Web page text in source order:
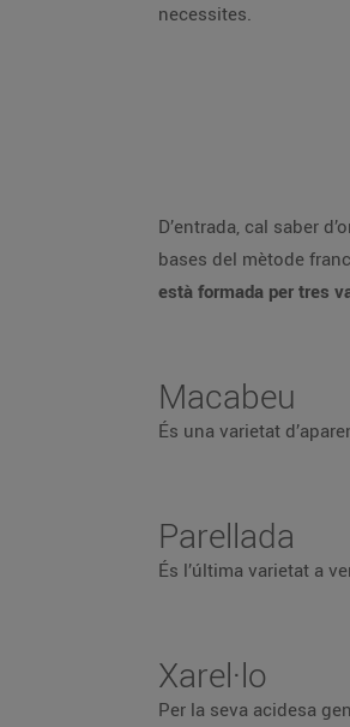
necessites.
D’entrada, cal saber
bases del mètode
està formada per tres
Macabeu
És una varietat
Parellada
És l’última varietat a
Xarel·lo
Per la seva acidesa